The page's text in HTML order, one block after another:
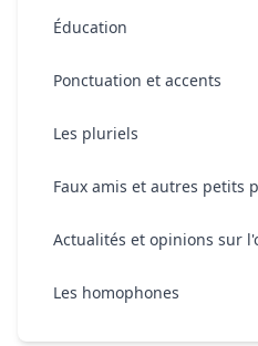
Éducation
Ponctuation et accents
Les pluriels
Faux amis et autres petits
Actualités et opinions sur
Les homophones